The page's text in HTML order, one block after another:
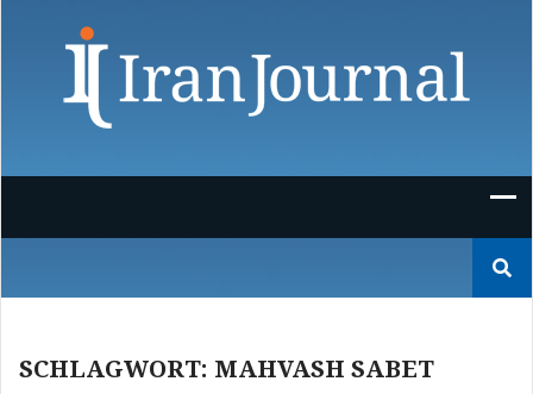
nach:
SCHLAGWORT: MAHVASH SABET